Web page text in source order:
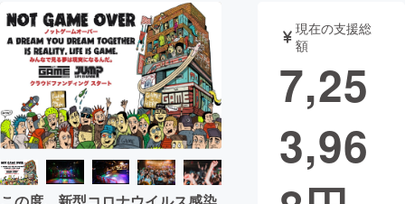
アート・写真 音楽
テクノロジー・ガジェット ゲーム・サ
映像・映画
ビジネス・起業
現在の支援総
額
7,25
3,96